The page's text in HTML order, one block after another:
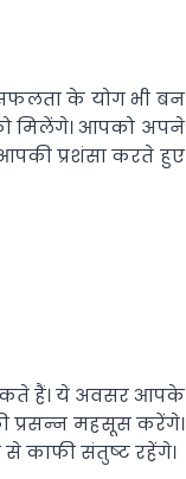
के योग भी बन
मिलेंगे। आपको अपने
प्रशंसा करते हुए
हैं। ये अवसर आपके
प्रसन्‍न महसूस करेंगे।
से काफी संतुष्‍ट रहेंगे।